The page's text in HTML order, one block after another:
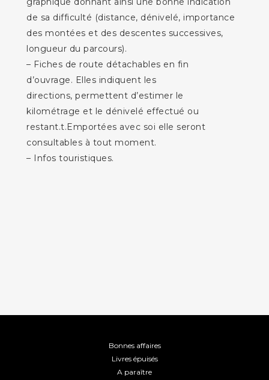
de sa difficulté (distance, dénivelé, importance
des montées et des descentes successives,
longueur du parcours).
– Fiches de route détachables en fin
d’ouvrage. Elles indiquent les
directions, permettent d’estimer le
kilométrage et le dénivelé effectué ou
restant.t.Emportées avec soi elle seront
consultables à tout moment.
– Infos touristiques.
Bonnes affaires
Livres épuisés
A paraître